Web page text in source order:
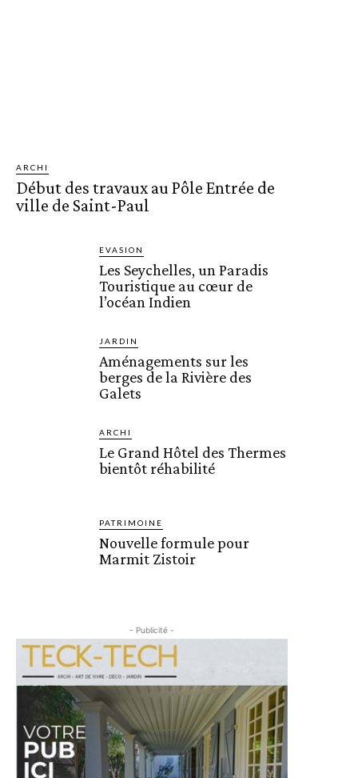
ARCHI
Début des travaux au Pôle Entrée de
ville de Saint-Paul
EVASION
Les Seychelles, un Paradis
Touristique au cœur de
l’océan Indien
JARDIN
Aménagements sur les
berges de la Rivière des
Galets
ARCHI
Le Grand Hôtel des Thermes
bientôt réhabilité
PATRIMOINE
Nouvelle formule pour
Marmit Zistoir
- Publicité -